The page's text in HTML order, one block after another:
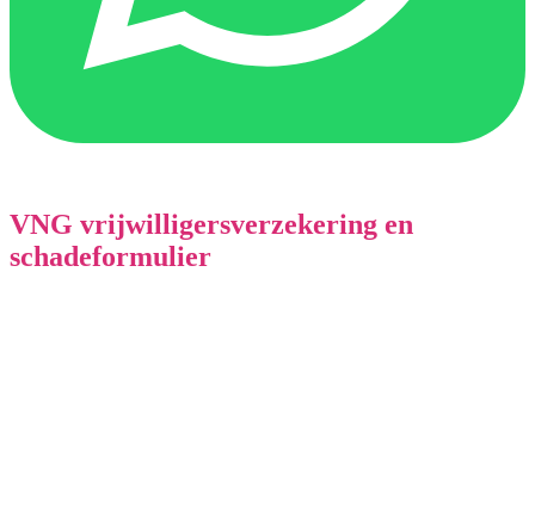
VNG vrijwilligersverzekering en
schadeformulier